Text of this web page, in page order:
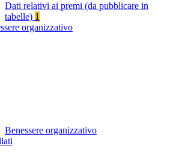
Dati relativi ai premi (da pubblicare in
tabelle) 1
organizzativo
Benessere organizzativo